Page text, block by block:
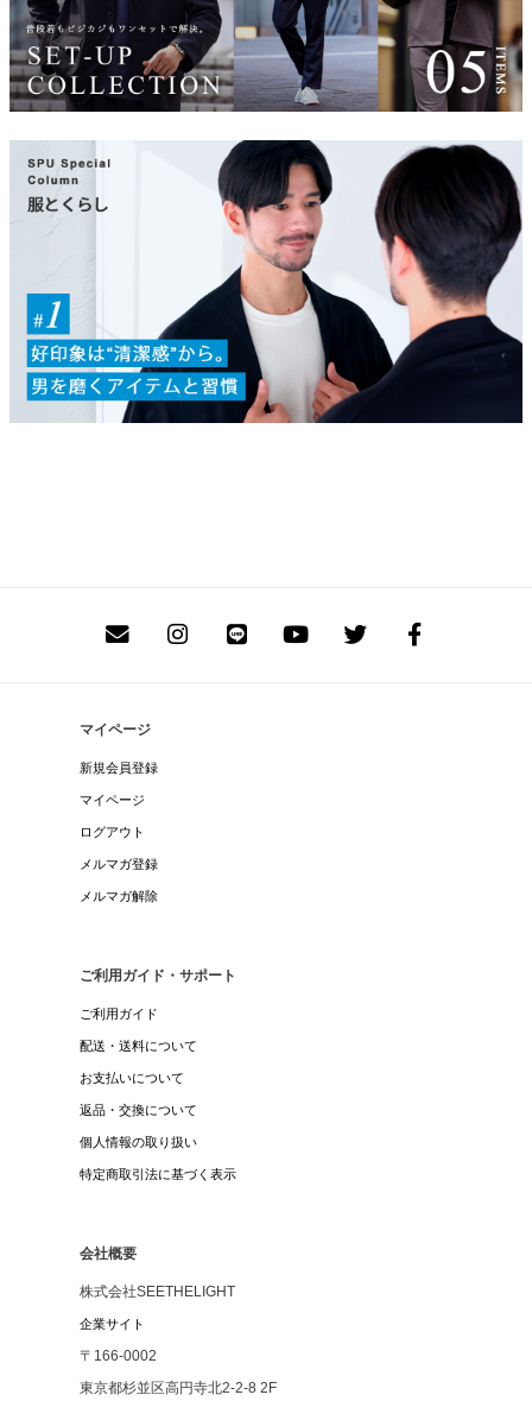
マイページ
新規会員登録
マイページ
ログアウト
メルマガ登録
メルマガ解除
ご利用ガイド・サポート
ご利用ガイド
配送・送料について
お支払いについて
返品・交換について
個人情報の取り扱い
特定商取引法に基づく表示
会社概要
株式会社SEETHELIGHT
企業サイト
〒166-0002
東京都杉並区高円寺北2-2-8 2F